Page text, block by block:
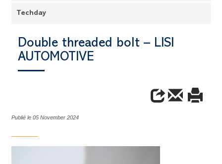
Techday
Double threaded bolt – LISI
AUTOMOTIVE
Publié le 05 November 2024